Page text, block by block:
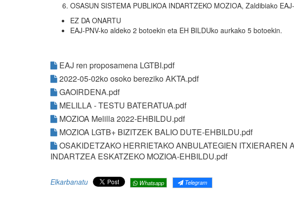
OSASUN SISTEMA PUBLIKOA INDARTZEKO MOZIOA, Zaldibiako
EZ DA ONARTU
EAJ-PNV-ko aldeko 2 botoekin eta EH BILDUko aurkako 5 botoekin.
EAJ ren proposamena LGTBI.pdf
2022-05-02ko osoko bereziko AKTA.pdf
GAOIRDENA.pdf
MELILLA - TESTU BATERATUA.pdf
MOZIOA Melilla 2022-EHBILDU.pdf
MOZIOA LGTB+ BIZITZEK BALIO DUTE-EHBILDU.pdf
OSAKIDETZAKO HERRIETAKO ANBULATEGIEN ITXIERAREN
INDARTZEA ESKATZEKO MOZIOA-EHBILDU.pdf
Elkarbanatu Whatsapp Telegram